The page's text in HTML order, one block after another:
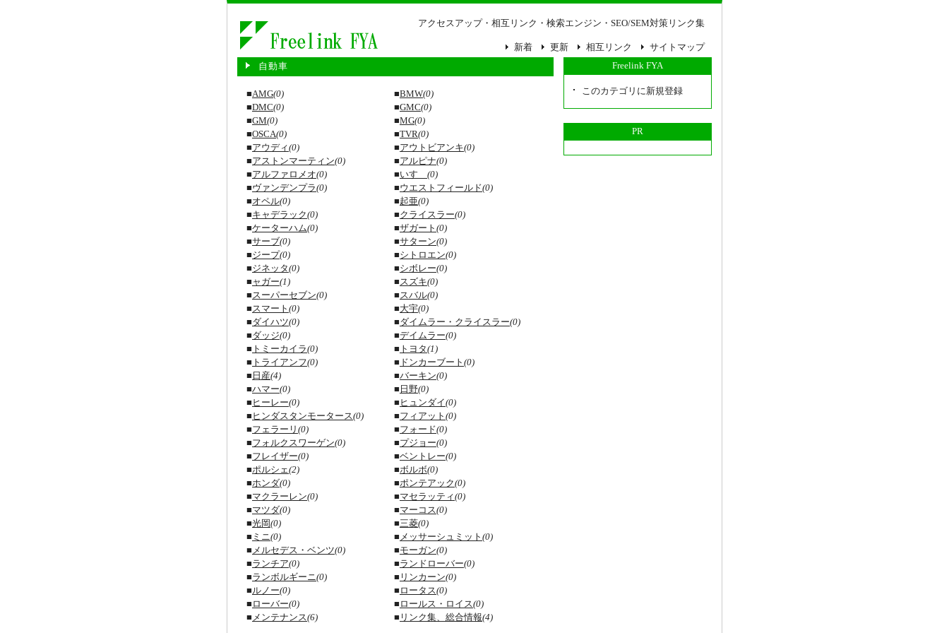
アクセスアップ・相互リンク・検索エンジン・SEO/SEM対策リンク集
サイトマップ
相互リンク
更新
新着
Freelink FYA
このカテゴリに新規登録
PR
自動車
■AMG(0) ■BMW(0)
■DMC(0) ■GMC(0)
■GM(0) ■MG(0)
■OSCA(0) ■TVR(0)
■アウディ(0) ■アウトビアンキ(0)
■アストンマーティン(0) ■アルピナ(0)
■アルファロメオ(0) ■いすゞ (0)
■ヴァンデンプラ(0) ■ウエストフィールド(0)
■オペル(0) ■起亜(0)
■キャデラック(0) ■クライスラー(0)
■ケーターハム(0) ■ザガート (0)
■サーブ(0) ■サターン(0)
■ジープ(0) ■シトロエン(0)
■ジネッタ(0) ■シボレー(0)
■ ャガー(1) ■スズキ(0)
■スーパーセブン(0) ■スバル(0)
■スマート (0) ■大宇(0)
■ダイハツ(0) ■ダイムラー・クライスラー(0)
■ダッジ(0) ■デイムラー(0)
■ トミーカイラ(0) ■ トヨタ(1)
■ トライアンフ(0) ■ ドンカーブート (0)
■ 日産(4) ■バーキン(0)
■ハマー(0) ■ 日野(0)
■ ヒーレー(0) ■ ヒュンダイ(0)
■ ヒンダスタンモータース(0) ■フィアット (0)
■フェラーリ (0) ■フォード(0)
■フォルクスワーゲン(0) ■プジョー(0)
■フレイザー(0) ■ベントレー(0)
■ポルシェ(2) ■ボルボ(0)
■ホンダ(0) ■ポンテアック(0)
■マクラーレン(0) ■マセラッティ(0)
■マツダ(0) ■マーコス(0)
■光岡(0) ■三菱(0)
■ ミニ(0) ■ メッサーシュミット (0)
■ メルセデス・ベンツ(0) ■モーガン(0)
■ランチア(0) ■ランドローバー(0)
■ランボルギーニ(0) ■ リンカーン(0)
■ルノー(0) ■ ロータス(0)
■ ローバー(0) ■ ロールス・ロイス(0)
■ メンテナンス(6) ■ リンク集、総合情報(4)